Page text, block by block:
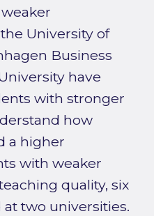
University of
Business
have
with stronger
how
a higher
with weaker
quality, six
two universities.